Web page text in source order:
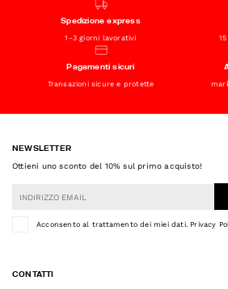
Spedizione express
1-3 giorni lavorativi
Pagamenti sicuri
Transazioni sicure e protette
NEWSLETTER
Ottieni uno sconto del 10% sul primo acquisto!
Acconsento al trattamento dei miei dati. Privacy
CONTATTI